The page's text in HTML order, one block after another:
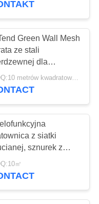
21
Green Wall Mesh
ze stali
dla
roślinnej
MOQ:10 metrów kwadratowych
z siatki
sznurek z
drucianej do
ściany
㎡